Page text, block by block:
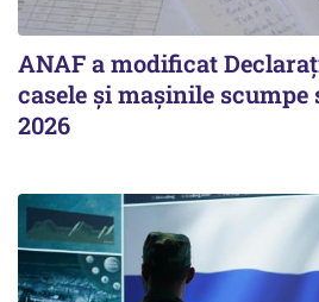
ANAF a modificat
casele și mașinile scumpe
2026